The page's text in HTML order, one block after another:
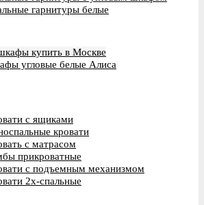
гарнитуры белые
купить в Москве
угловые белые Алиса
с ящиками
кровати
с матрасом
прикроватные
с подъемным механизмом
2х-спальные